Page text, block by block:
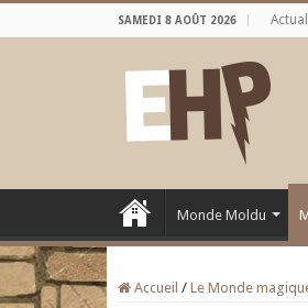
SAMEDI 8 AOÛT 2026
Monde Moldu
Accueil / Le Monde